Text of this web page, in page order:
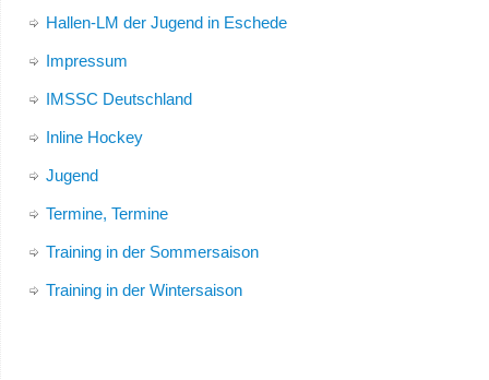
Hallen-LM der Jugend in Eschede
Impressum
IMSSC Deutschland
Inline Hockey
Jugend
Termine, Termine
Training in der Sommersaison
Training in der Wintersaison